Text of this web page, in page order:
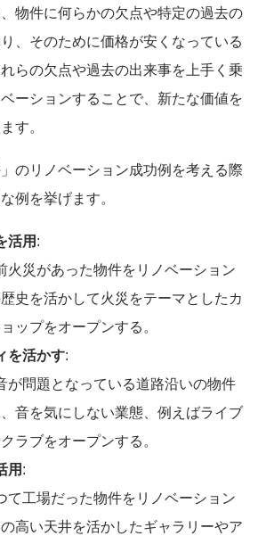
、物件に何らかの欠点や特定の過去の
、そのために価格が安くなっている
らの欠点や過去の出来事を上手く乗
ーションすることで、新たな価値を
す。
のリノベーション成功例を考える際
例を挙げます。
活用 :
火災があった物件をリノベーション
史を活かして火災をテーマとしたカ
ップをオープンする。
を活かす:
が問題となっている道路沿いの物件
音を気にしない業態、例えばライブ
ラブをオープンする。
用 :
て工場だった物件をリノベーション
高い天井を活かしたギャラリーやア